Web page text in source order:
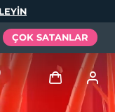
ÇOK SATANLAR